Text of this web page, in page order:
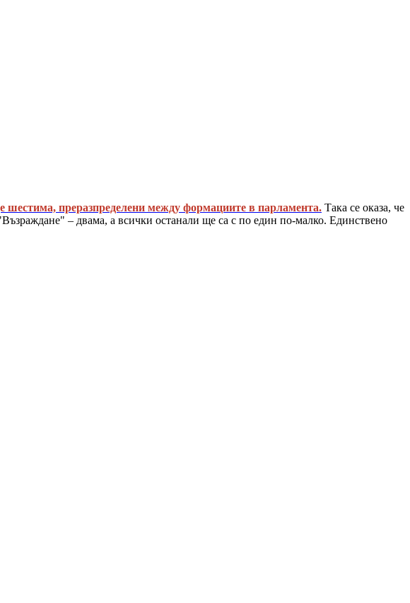
шестима, преразпределени между формациите в парламента. Така се оказа, че
– двама, а всички останали ще са с по един по-малко. Единствено